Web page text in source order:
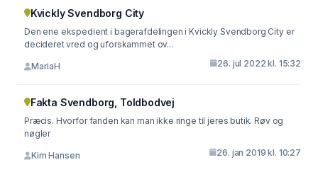
Kvickly Svendborg City
Den ene ekspedient i bagerafdelingen i Kvickly Svendborg City er
decideret vred og uforskammet ov...
MariaH 26. jul 2022 kl. 15:32
Fakta Svendborg, Toldbodvej
Præcis. Hvorfor fanden kan man ikke ringe til jeres butik. Røv og
nøgler
Kim Hansen 26. jan 2019 kl. 10:27